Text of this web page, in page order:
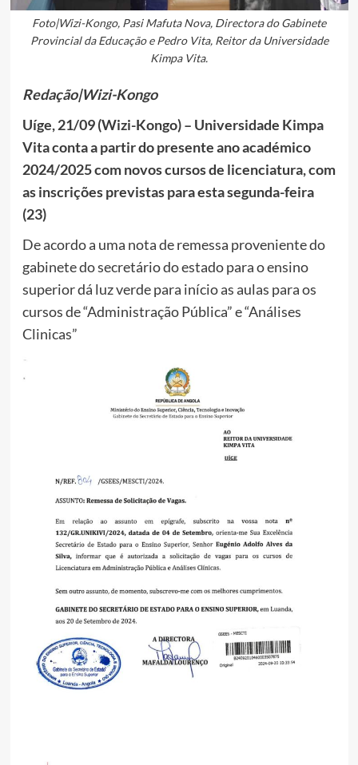
Foto|Wizi-Kongo, Pasi Mafuta Nova, Directora do Gabinete
Provincial da Educação e Pedro Vita, Reitor da Universidade
Kimpa Vita.
Redação|Wizi-Kongo
Uíge, 21/09 (Wizi-Kongo) – Universidade Kimpa
Vita conta a partir do presente ano académico
2024/2025 com novos cursos de licenciatura, com
as inscrições previstas para esta segunda-feira
(23)
De acordo a uma nota de remessa proveniente do
gabinete do secretário do estado para o ensino
superior dá luz verde para início as aulas para os
cursos de “Administração Pública” e “Análises
Clinicas”